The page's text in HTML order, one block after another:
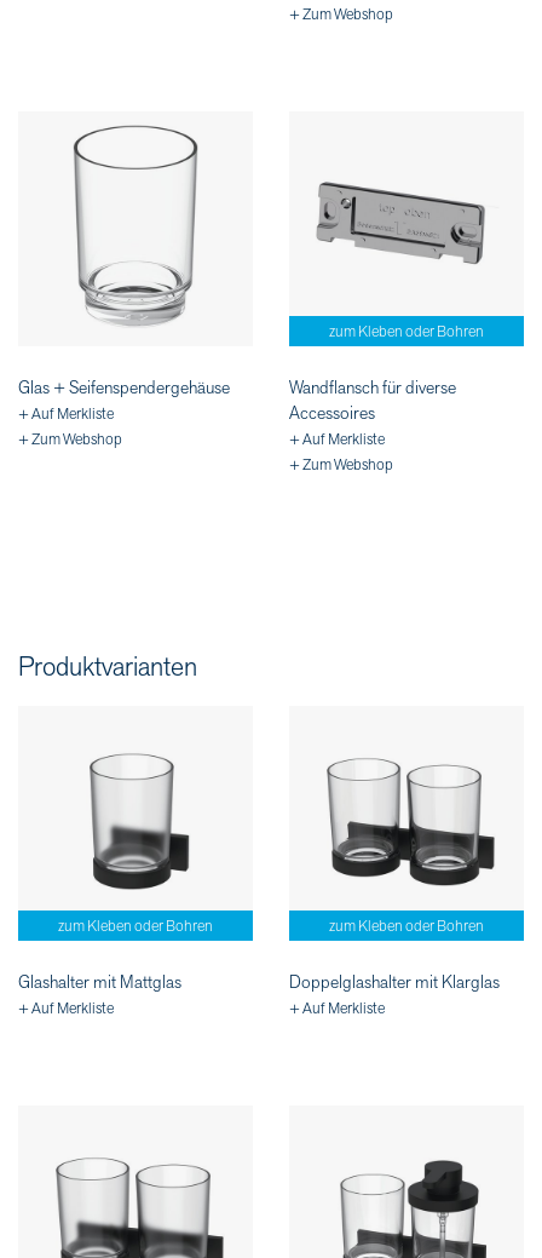
+ Zum Webshop
Glas + Seifenspendergehäuse
+ Auf Merkliste
+ Zum Webshop
zum Kleben oder Bohren
Wandflansch für diverse
Accessoires
+ Auf Merkliste
+ Zum Webshop
Produktvarianten
zum Kleben oder Bohren
Glashalter mit Mattglas
+ Auf Merkliste
zum Kleben oder Bohren
Doppelglashalter mit Klarglas
+ Auf Merkliste